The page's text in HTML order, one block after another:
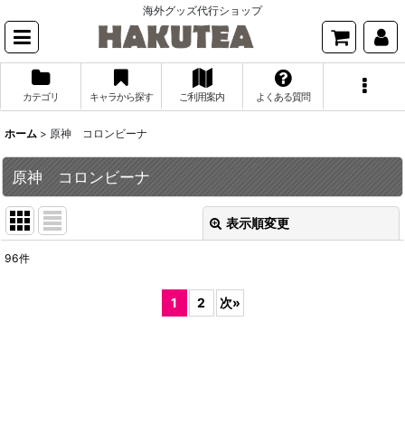
海外グッズ代行ショップ
カテゴリ キャラから探す ご利用案内 よくある質問
ホーム > 原神 コロンビーナ
原神 コロンビーナ
表示順変更
96件
1 2 次»